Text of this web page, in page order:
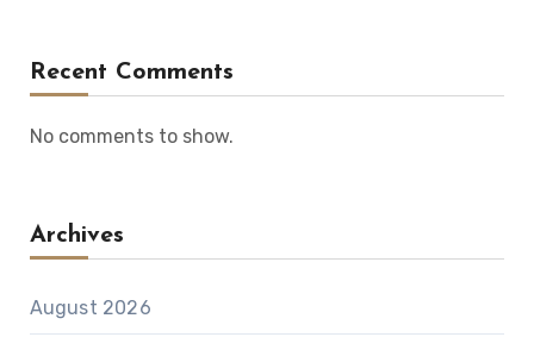
Recent Comments
No comments to show.
Archives
August 2026